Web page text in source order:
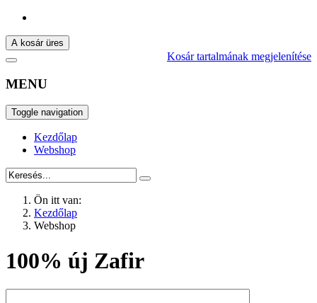
A kosár üres
Kosár tartalmának megjelenítése
MENU
Toggle navigation
Kezdőlap
Webshop
Ön itt van:
Kezdőlap
Webshop
100% új Zafir